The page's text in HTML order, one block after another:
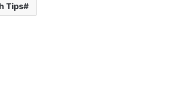
Tips